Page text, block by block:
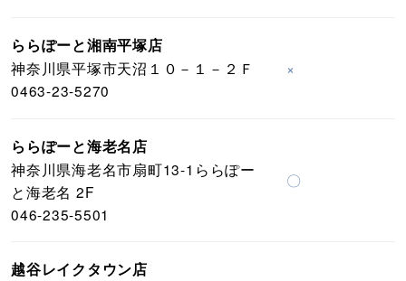
ららぽーと湘南平塚店
神奈川県平塚市天沼１０－１－２Ｆ
0463-23-5270
×
ららぽーと海老名店
神奈川県海老名市扇町13-1ららぽー
と海老名 2F
046-235-5501
〇
越谷レイクタウン店